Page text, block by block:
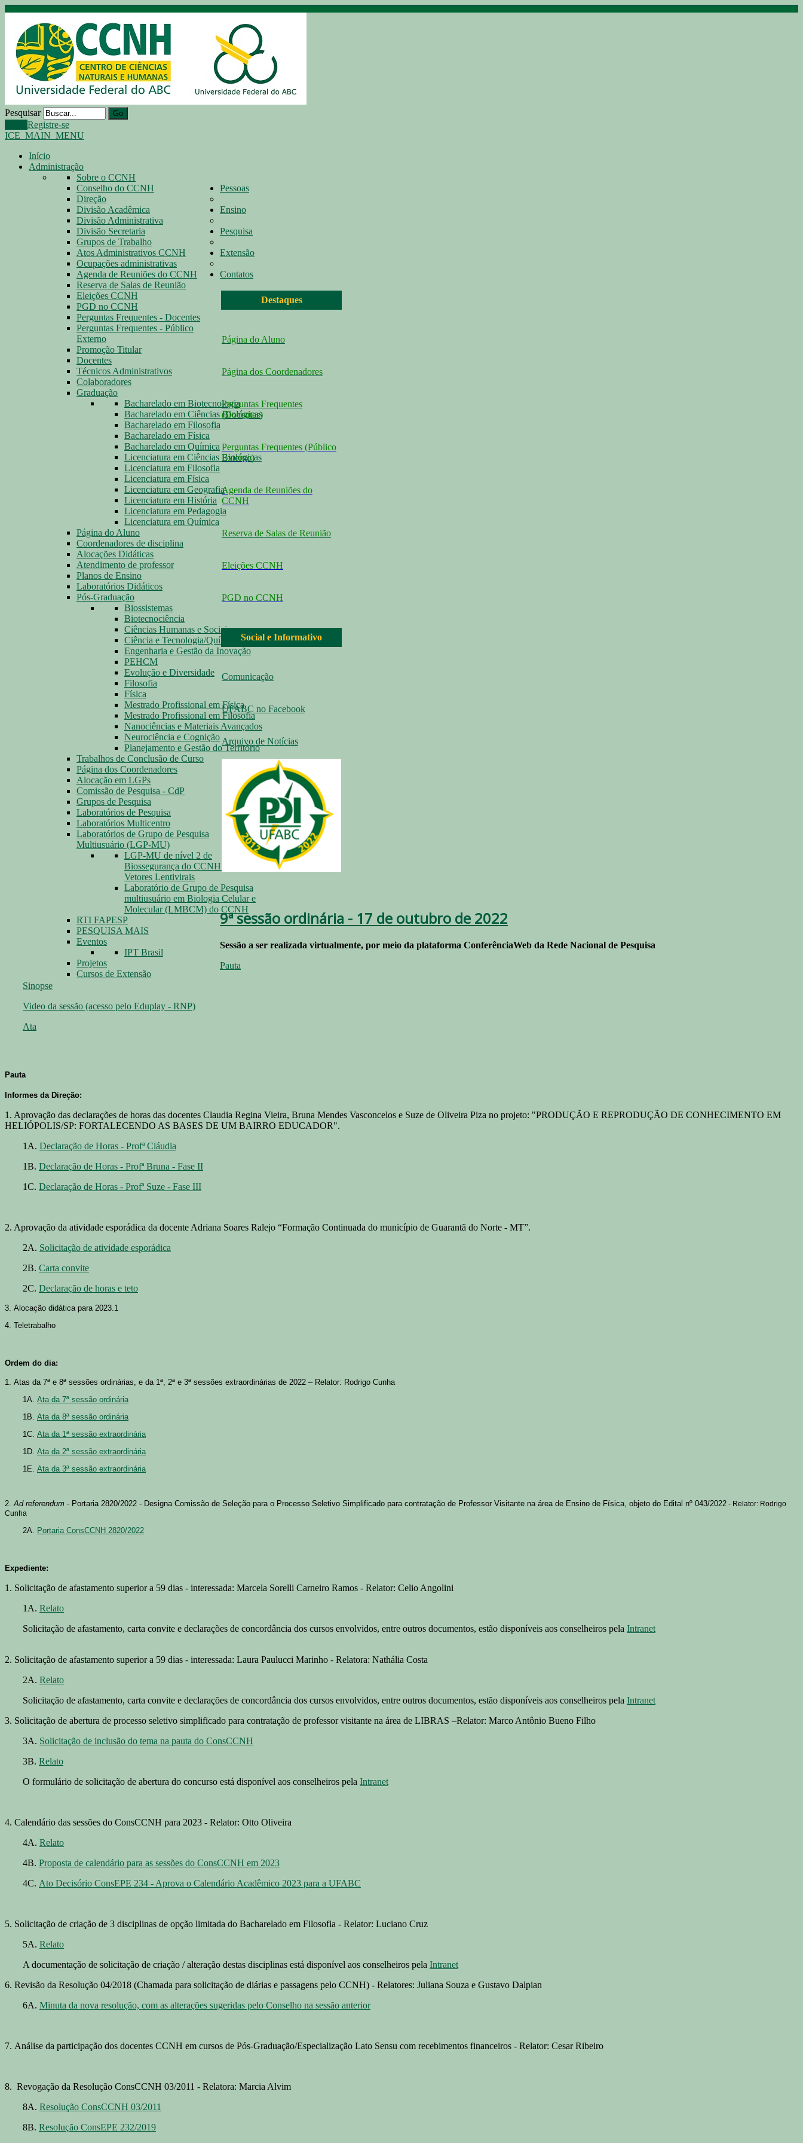
Pesquisar Go
Registre-se
ICE_MAIN_MENU
Início
Administração
Sobre o CCNH
Conselho do CCNH
Direção
Divisão Acadêmica
Divisão Administrativa
Divisão Secretaria
Grupos de Trabalho
Atos Administrativos CCNH
Ocupações administrativas
Agenda de Reuniões do CCNH
Reserva de Salas de Reunião
Eleições CCNH
PGD no CCNH
Perguntas Frequentes - Docentes
Perguntas Frequentes - Público
Externo
Promoção Titular
Pessoas
Docentes
Técnicos Administrativos
Colaboradores
Ensino
Graduação
Bacharelado em Biotecnologia
Bacharelado em Ciências Biológicas
Bacharelado em Filosofia
Bacharelado em Física
Bacharelado em Química
Licenciatura em Ciências Biológicas
Licenciatura em Filosofia
Licenciatura em Física
Licenciatura em Geografia
Licenciatura em História
Licenciatura em Pedagogia
Licenciatura em Química
Página do Aluno
Coordenadores de disciplina
Alocações Didáticas
Atendimento de professor
Planos de Ensino
Laboratórios Didáticos
Pós-Graduação
Biossistemas
Biotecnociência
Ciências Humanas e Sociais
Ciência e Tecnologia/Química
Engenharia e Gestão da Inovação
PEHCM
Evolução e Diversidade
Filosofia
Física
Mestrado Profissional em Física
Mestrado Profissional em Filosofia
Nanociências e Materiais Avançados
Neurociência e Cognição
Planejamento e Gestão do Território
Trabalhos de Conclusão de Curso
Página dos Coordenadores
Pesquisa
Alocação em LGPs
Comissão de Pesquisa - CdP
Grupos de Pesquisa
Laboratórios de Pesquisa
Laboratórios Multicentro
Laboratórios de Grupo de Pesquisa
Multiusuário (LGP-MU)
LGP-MU de nível 2 de
Biossegurança do CCNH para
Vetores Lentivirais
Laboratório de Grupo de Pesquisa
multiusuário em Biologia Celular e
Molecular (LMBCM) do CCNH
RTI FAPESP
PESQUISA MAIS
Extensão
Eventos
IPT Brasil
Projetos
Cursos de Extensão
Contatos
Destaques
Página do Aluno
Página dos Coordenadores
Perguntas Frequentes
(Docentes)
Perguntas Frequentes (Público
Externo)
Agenda de Reuniões do
CCNH
Reserva de Salas de Reunião
Eleições CCNH
PGD no CCNH
Social e Informativo
Comunicação
UFABC no Facebook
Arquivo de Notícias
9ª sessão ordinária - 17 de outubro de 2022
Sessão a ser realizada virtualmente, por meio da plataforma ConferênciaWeb da Rede Nacional de Pesquisa
Pauta
Sinopse
Video da sessão (acesso pelo Eduplay - RNP)
Ata
Pauta
Informes da Direção:
1. Aprovação das declarações de horas das docentes Claudia Regina Vieira, Bruna Mendes Vasconcelos e Suze de Oliveira Piza no projeto: "PRODUÇÃO E REPRODUÇÃO DE CONHECIMENTO EM
HELIÓPOLIS/SP: FORTALECENDO AS BASES DE UM BAIRRO EDUCADOR".
1A. Declaração de Horas - Profª Cláudia
1B. Declaração de Horas - Profª Bruna - Fase II
1C. Declaração de Horas - Profª Suze - Fase III
2. Aprovação da atividade esporádica da docente Adriana Soares Ralejo “Formação Continuada do município de Guarantã do Norte - MT”.
2A. Solicitação de atividade esporádica
2B. Carta convite
2C. Declaração de horas e teto
3. Alocação didática para 2023.1
4. Teletrabalho
Ordem do dia:
1. Atas da 7ª e 8ª sessões ordinárias, e da 1ª, 2ª e 3ª sessões extraordinárias de 2022 – Relator: Rodrigo Cunha
1A. Ata da 7ª sessão ordinária
1B. Ata da 8ª sessão ordinária
1C. Ata da 1ª sessão extraordinária
1D. Ata da 2ª sessão extraordinária
1E. Ata da 3ª sessão extraordinária
2.Ad referendum - Portaria 2820/2022 - Designa Comissão de Seleção para o Processo Seletivo Simplificado para contratação de Professor Visitante na área de Ensino de Física, objeto do Edital nº 043/2022 - Relator: Rodrigo
Cunha
2A. Portaria ConsCCNH 2820/2022
Expediente:
1. Solicitação de afastamento superior a 59 dias - interessada: Marcela Sorelli Carneiro Ramos - Relator: Celio Angolini
1A. Relato
Solicitação de afastamento, carta convite e declarações de concordância dos cursos envolvidos, entre outros documentos, estão disponíveis aos conselheiros pela Intranet
2. Solicitação de afastamento superior a 59 dias - interessada: Laura Paulucci Marinho - Relatora: Nathália Costa
2A. Relato
Solicitação de afastamento, carta convite e declarações de concordância dos cursos envolvidos, entre outros documentos, estão disponíveis aos conselheiros pela Intranet
3. Solicitação de abertura de processo seletivo simplificado para contratação de professor visitante na área de LIBRAS –Relator: Marco Antônio Bueno Filho
3A. Solicitação de inclusão do tema na pauta do ConsCCNH
3B. Relato
O formulário de solicitação de abertura do concurso está disponível aos conselheiros pela Intranet
4. Calendário das sessões do ConsCCNH para 2023 - Relator: Otto Oliveira
4A. Relato
4B. Proposta de calendário para as sessões do ConsCCNH em 2023
4C. Ato Decisório ConsEPE 234 - Aprova o Calendário Acadêmico 2023 para a UFABC
5. Solicitação de criação de 3 disciplinas de opção limitada do Bacharelado em Filosofia - Relator: Luciano Cruz
5A. Relato
A documentação de solicitação de criação / alteração destas disciplinas está disponível aos conselheiros pela Intranet
6. Revisão da Resolução 04/2018 (Chamada para solicitação de diárias e passagens pelo CCNH) - Relatores: Juliana Souza e Gustavo Dalpian
6A. Minuta da nova resolução, com as alterações sugeridas pelo Conselho na sessão anterior
7. Análise da participação dos docentes CCNH em cursos de Pós-Graduação/Especialização Lato Sensu com recebimentos financeiros - Relator: Cesar Ribeiro
8. Revogação da Resolução ConsCCNH 03/2011 - Relatora: Marcia Alvim
8A. Resolução ConsCCNH 03/2011
8B. Resolução ConsEPE 232/2019